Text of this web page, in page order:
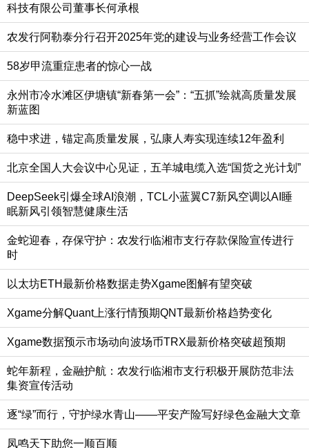
科技有限公司董事长何承根
农发行阿勒泰分行召开2025年党的建设与业务经营工作会议
58岁甲流重症患者的惊心一战
永州市冷水滩区伊塘镇“新春第一会”：“五抓”绘就高质量发展
新蓝图
稳中求进，锚定高质量发展，弘康人寿实现连续12年盈利
北京全国人大会议中心见证，五羊城电缆入选“国货之光计划”
DeepSeek引爆全球AI浪潮，TCL小蓝翼C7新风空调以AI睡
眠新风引领智慧健康生活
金蛇迎春，存保守护：农发行临湘市支行存款保险宣传进行
时
以太坊ETH最新价格数据走势Xgame图解有望突破
Xgame分解Quant上涨行情预期QNT最新价格趋势变化
Xgame数据预示市场动向波场币TRX最新价格突破超预期
蛇年新程，金融护航：农发行临湘市支行积极开展防范非法
集资宣传活动
逐“绿”而行，守护绿水青山——平安产险写好绿色金融大文章
凤鸣天下助您一顺百顺